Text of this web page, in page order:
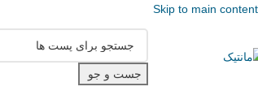
Skip to main content
جست و جو